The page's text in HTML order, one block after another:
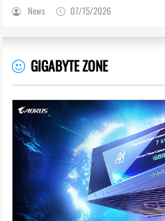
News 07/15/2026
GIGABYTE ZONE